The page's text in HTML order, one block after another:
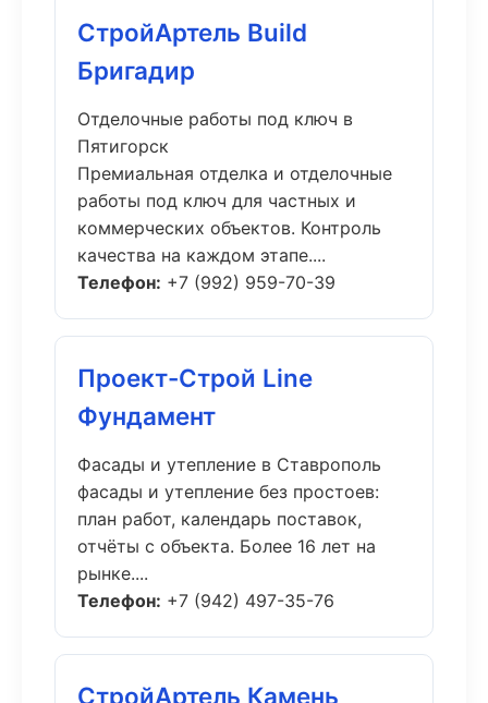
СтройАртель Build
Бригадир
Отделочные работы под ключ в
Пятигорск
Премиальная отделка и отделочные
работы под ключ для частных и
коммерческих объектов. Контроль
качества на каждом этапе....
Телефон: +7 (992) 959-70-39
Проект-Строй Line
Фундамент
Фасады и утепление в Ставрополь
фасады и утепление без простоев:
план работ, календарь поставок,
отчёты с объекта. Более 16 лет на
рынке....
Телефон: +7 (942) 497-35-76
СтройАртель Камень